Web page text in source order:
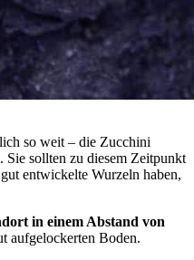
so weit – die Zucchini
sollten zu diesem Zeitpunkt
entwickelte Wurzeln haben,
in einem Abstand von
aufgelockerten Boden.